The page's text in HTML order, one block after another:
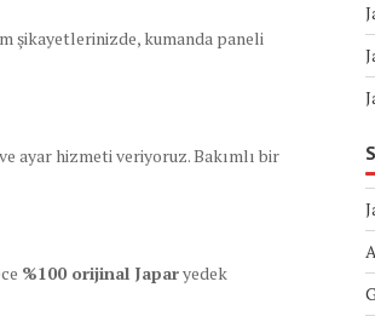
şikayetlerinizde, kumanda paneli
ayar hizmeti veriyoruz. Bakımlı bir
%100 orijinal Japaryedek